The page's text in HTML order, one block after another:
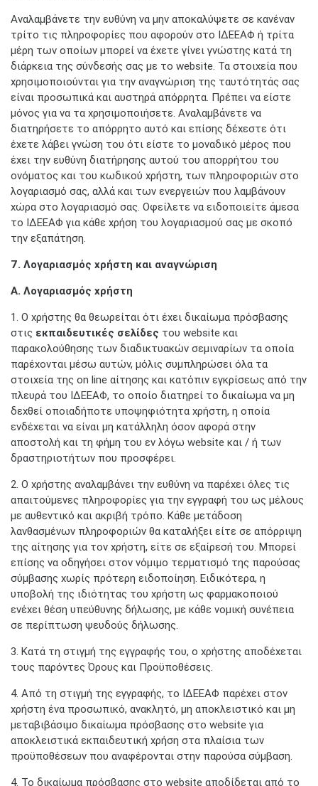
Αναλαμβάνετε την ευθύνη να μην αποκαλύψετε σε κανέναν
τρίτο τις πληροφορίες που αφορούν στο ΙΔΕΕΑΦ ή τρίτα
μέρη των οποίων μπορεί να έχετε γίνει γνώστης κατά τη
διάρκεια της σύνδεσής σας με το website. Τα στοιχεία που
χρησιμοποιούνται για την αναγνώριση της ταυτότητάς σας
είναι προσωπικά και αυστηρά απόρρητα. Πρέπει να είστε
μόνος για να τα χρησιμοποιήσετε. Αναλαμβάνετε να
διατηρήσετε το απόρρητο αυτό και επίσης δέχεστε ότι
έχετε λάβει γνώση του ότι είστε το μοναδικό μέρος που
έχει την ευθύνη διατήρησης αυτού του απορρήτου του
ονόματος και του κωδικού χρήστη, των πληροφοριών στο
λογαριασμό σας, αλλά και των ενεργειών που λαμβάνουν
χώρα στο λογαριασμό σας. Οφείλετε να ειδοποιείτε άμεσα
το ΙΔΕΕΑΦ για κάθε χρήση του λογαριασμού σας με σκοπό
την εξαπάτηση.
7. Λογαριασμός χρήστη και αναγνώριση
Α. Λογαριασμός χρήστη
1. Ο χρήστης θα θεωρείται ότι έχει δικαίωμα πρόσβασης
στις εκπαιδευτικές σελίδες του website και
παρακολούθησης των διαδικτυακών σεμιναρίων τα οποία
παρέχονται μέσω αυτών, μόλις συμπληρώσει όλα τα
στοιχεία της on line αίτησης και κατόπιν εγκρίσεως από την
πλευρά του ΙΔΕΕΑΦ, το οποίο διατηρεί το δικαίωμα να μη
δεχθεί οποιαδήποτε υποψηφιότητα χρήστη, η οποία
ενδέχεται να είναι μη κατάλληλη όσον αφορά στην
αποστολή και τη φήμη του εν λόγω website και / ή των
δραστηριοτήτων που προσφέρει.
2. Ο χρήστης αναλαμβάνει την ευθύνη να παρέχει όλες τις
απαιτούμενες πληροφορίες για την εγγραφή του ως μέλους
με αυθεντικό και ακριβή τρόπο. Κάθε μετάδοση
λανθασμένων πληροφοριών θα καταλήξει είτε σε απόρριψη
της αίτησης για τον χρήστη, είτε σε εξαίρεσή του. Μπορεί
επίσης να οδηγήσει στον νόμιμο τερματισμό της παρούσας
σύμβασης χωρίς πρότερη ειδοποίηση. Ειδικότερα, η
υποβολή της ιδιότητας του χρήστη ως φαρμακοποιού
ενέχει θέση υπεύθυνης δήλωσης, με κάθε νομική συνέπεια
σε περίπτωση ψευδούς δήλωσης.
3. Κατά τη στιγμή της εγγραφής του, ο χρήστης αποδέχεται
τους παρόντες Όρους και Προϋποθέσεις.
4. Από τη στιγμή της εγγραφής, το ΙΔΕΕΑΦ παρέχει στον
χρήστη ένα προσωπικό, ανακλητό, μη αποκλειστικό και μη
μεταβιβάσιμο δικαίωμα πρόσβασης στο website για
αποκλειστικά εκπαιδευτική χρήση στα πλαίσια των
προϋποθέσεων που αναφέρονται στην παρούσα σύμβαση.
4. Το δικαίωμα πρόσβασης στο website αποδίδεται από το